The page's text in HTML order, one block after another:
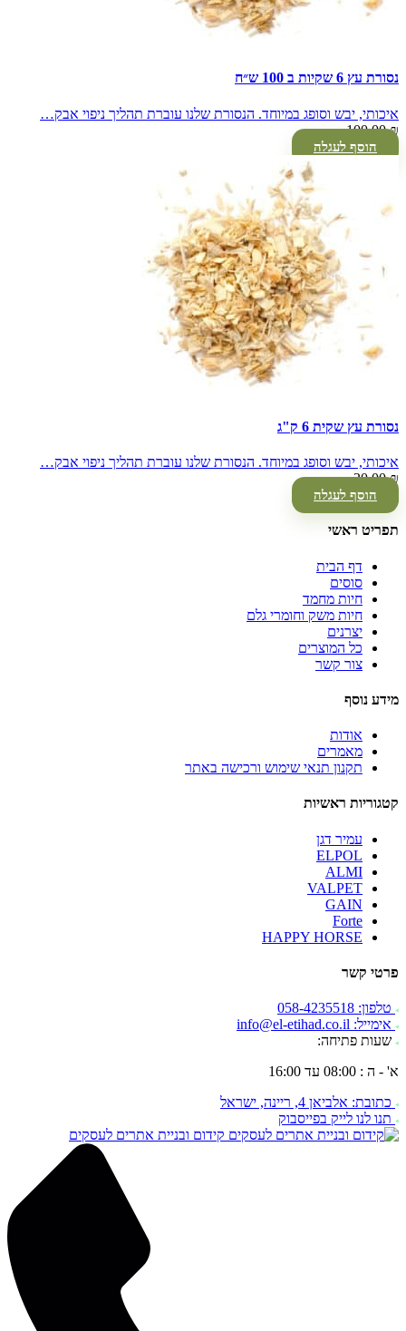
נסורת עץ 6 שקיות ב 100 ש״ח
איכותי, יבש וסופג במיוחד. הנסורת שלנו עוברת תהליך ניפוי אבק…
100.00₪
הוסף לעגלה
נסורת עץ שקית 6 ק"ג
איכותי, יבש וסופג במיוחד. הנסורת שלנו עוברת תהליך ניפוי אבק…
20.00₪
הוסף לעגלה
תפריט ראשי
דף הבית
סוסים
חיות מחמד
חיות משק וחומרי גלם
יצרנים
כל המוצרים
צור קשר
מידע נוסף
אודות
מאמרים
תקנון תנאי שימוש ורכישה באתר
קטגוריות ראשיות
עמיר דגן
ELPOL
ALMI
VALPET
GAIN
Forte
HAPPY HORSE
פרטי קשר
טלפון: 058-4235518
אימייל: info@el-etihad.co.il
שעות פתיחה:
א' - ה : 08:00 עד 16:00
כתובת: אלביאן 4, ריינה, ישראל
תנו לנו לייק בפייסבוק
קידום ובניית אתרים לעסקים